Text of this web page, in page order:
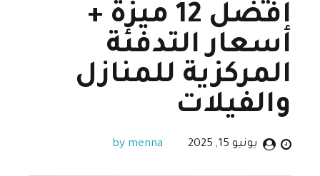
أفضل 12 ميزة +
أسعار التدفئة
المركزية للمنازل
والفيلات
يونيو 15, 2025 by menna